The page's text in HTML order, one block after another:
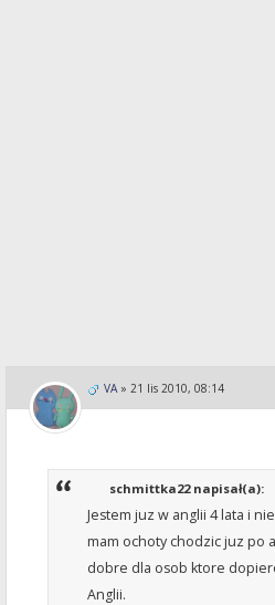
VA» 21 lis 2010, 08:14
schmittka22 napisał(a):
Jestem juz w anglii 4 lata i
mam ochoty chodzic juz po
dobre dla osob ktore
Anglii.